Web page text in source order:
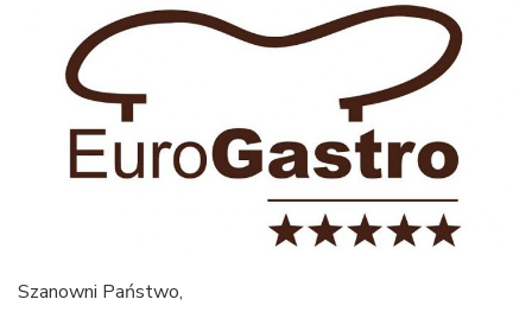
Szanowni Państwo,